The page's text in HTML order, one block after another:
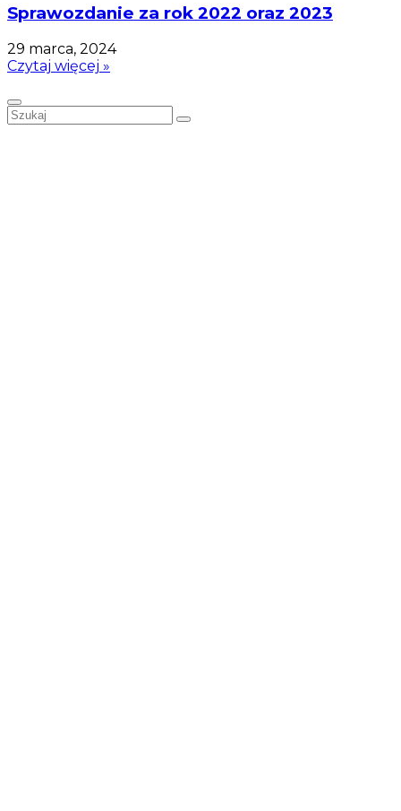
Sprawozdanie za rok 2022 oraz 2023
29 marca, 2024
Czytaj więcej »